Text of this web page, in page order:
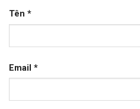
Tên *
Email *